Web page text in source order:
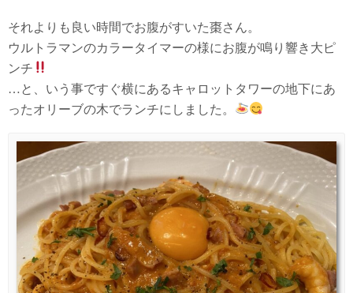
それよりも良い時間でお腹がすいた棗さん。
ウルトラマンのカラータイマーの様にお腹が鳴り響き大ピ
ンチ
…と、いう事ですぐ横にあるキャロットタワーの地下にあ
ったオリーブの木でランチにしました。